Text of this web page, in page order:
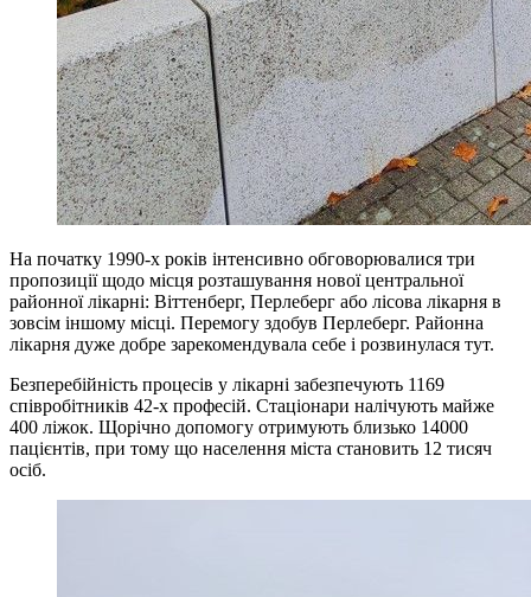
На початку 1990-х років інтенсивно обговорювалися три
пропозиції щодо місця розташування нової центральної
районної лікарні: Віттенберг, Перлеберг або лісова лікарня в
зовсім іншому місці. Перемогу здобув Перлеберг. Районна
лікарня дуже добре зарекомендувала себе і розвинулася тут.
Безперебійність процесів у лікарні забезпечують 1169
співробітників 42-х професій. Стаціонари налічують майже
400 ліжок. Щорічно допомогу отримують близько 14000
пацієнтів, при тому що населення міста становить 12 тисяч
осіб.